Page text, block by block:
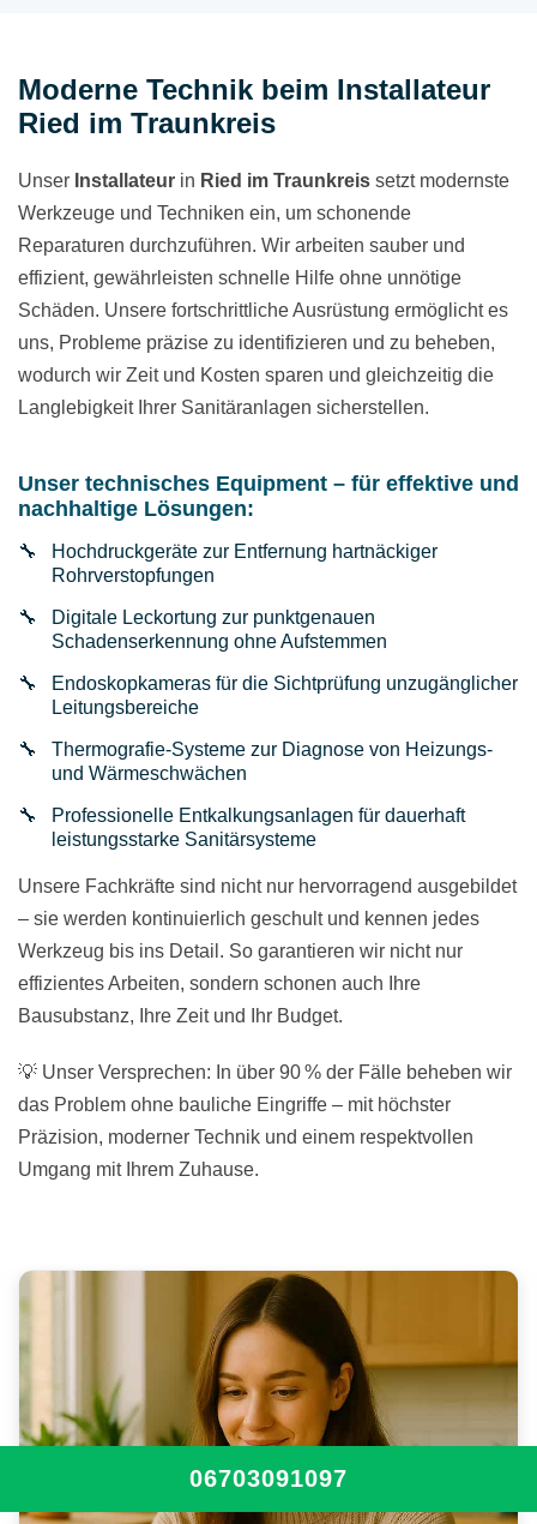
Moderne Technik beim Installateur
Ried im Traunkreis
Unser Installateur in Ried im Traunkreis setzt modernste
Werkzeuge und Techniken ein, um schonende
Reparaturen durchzuführen. Wir arbeiten sauber und
effizient, gewährleisten schnelle Hilfe ohne unnötige
Schäden. Unsere fortschrittliche Ausrüstung ermöglicht es
uns, Probleme präzise zu identifizieren und zu beheben,
wodurch wir Zeit und Kosten sparen und gleichzeitig die
Langlebigkeit Ihrer Sanitäranlagen sicherstellen.
Unser technisches Equipment – für effektive und
nachhaltige Lösungen:
Hochdruckgeräte zur Entfernung hartnäckiger
Rohrverstopfungen
Digitale Leckortung zur punktgenauen
Schadenserkennung ohne Aufstemmen
Endoskopkameras für die Sichtprüfung unzugänglicher
Leitungsbereiche
Thermografie-Systeme zur Diagnose von Heizungs-
und Wärmeschwächen
Professionelle Entkalkungsanlagen für dauerhaft
leistungsstarke Sanitärsysteme
Unsere Fachkräfte sind nicht nur hervorragend ausgebildet
– sie werden kontinuierlich geschult und kennen jedes
Werkzeug bis ins Detail. So garantieren wir nicht nur
effizientes Arbeiten, sondern schonen auch Ihre
Bausubstanz, Ihre Zeit und Ihr Budget.
💡 Unser Versprechen: In über 90 % der Fälle beheben wir
das Problem ohne bauliche Eingriffe – mit höchster
Präzision, moderner Technik und einem respektvollen
Umgang mit Ihrem Zuhause.
06703091097